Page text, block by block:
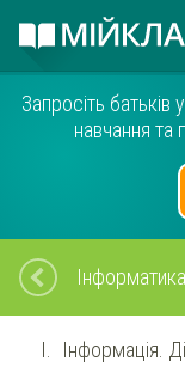
Запросіть
навчання та
Інформація.